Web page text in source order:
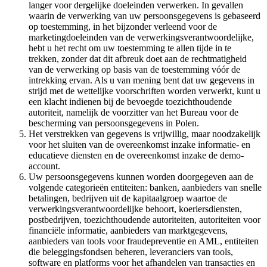
langer voor dergelijke doeleinden verwerken. In gevallen
waarin de verwerking van uw persoonsgegevens is gebaseerd
op toestemming, in het bijzonder verleend voor de
marketingdoeleinden van de verwerkingsverantwoordelijke,
hebt u het recht om uw toestemming te allen tijde in te
trekken, zonder dat dit afbreuk doet aan de rechtmatigheid
van de verwerking op basis van de toestemming vóór de
intrekking ervan. Als u van mening bent dat uw gegevens in
strijd met de wettelijke voorschriften worden verwerkt, kunt u
een klacht indienen bij de bevoegde toezichthoudende
autoriteit, namelijk de voorzitter van het Bureau voor de
bescherming van persoonsgegevens in Polen.
Het verstrekken van gegevens is vrijwillig, maar noodzakelijk
voor het sluiten van de overeenkomst inzake informatie- en
educatieve diensten en de overeenkomst inzake de demo-
account.
Uw persoonsgegevens kunnen worden doorgegeven aan de
volgende categorieën entiteiten: banken, aanbieders van snelle
betalingen, bedrijven uit de kapitaalgroep waartoe de
verwerkingsverantwoordelijke behoort, koeriersdiensten,
postbedrijven, toezichthoudende autoriteiten, autoriteiten voor
financiële informatie, aanbieders van marktgegevens,
aanbieders van tools voor fraudepreventie en AML, entiteiten
die beleggingsfondsen beheren, leveranciers van tools,
software en platforms voor het afhandelen van transacties en